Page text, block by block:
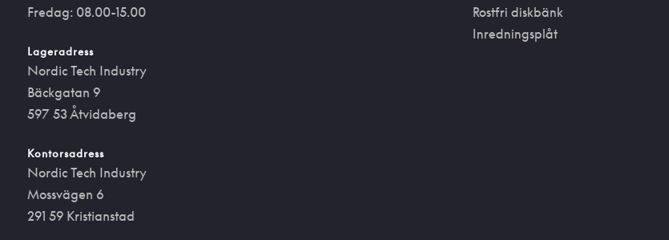
Fredag: 08.00-15.00
Lageradress
Nordic Tech Industry
Bäckgatan 9
597 53 Åtvidaberg
Kontorsadress
Nordic Tech Industry
Mossvägen 6
291 59 Kristianstad
Rostfri diskbänk
Inredningsplåt